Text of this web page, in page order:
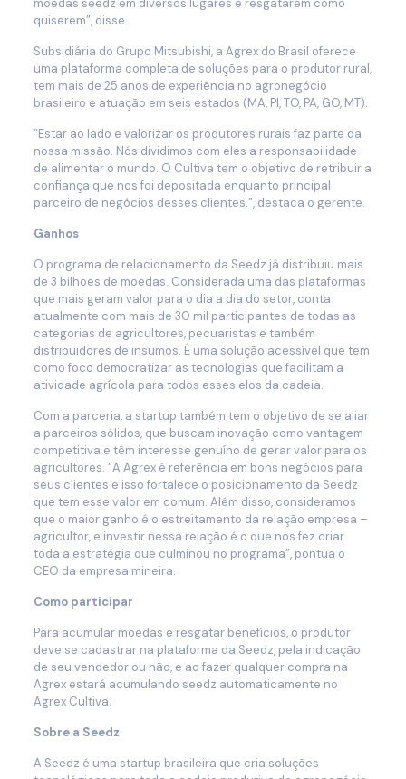
moedas seedz em diversos lugares e resgatarem como
quiserem”, disse.
Subsidiária do Grupo Mitsubishi, a Agrex do Brasil oferece
uma plataforma completa de soluções para o produtor rural,
tem mais de 25 anos de experiência no agronegócio
brasileiro e atuação em seis estados (MA, PI, TO, PA, GO, MT).
“Estar ao lado e valorizar os produtores rurais faz parte da
nossa missão. Nós dividimos com eles a responsabilidade
de alimentar o mundo. O Cultiva tem o objetivo de retribuir a
confiança que nos foi depositada enquanto principal
parceiro de negócios desses clientes.”, destaca o gerente.
Ganhos
O programa de relacionamento da Seedz já distribuiu mais
de 3 bilhões de moedas. Considerada uma das plataformas
que mais geram valor para o dia a dia do setor, conta
atualmente com mais de 30 mil participantes de todas as
categorias de agricultores, pecuaristas e também
distribuidores de insumos. É uma solução acessível que tem
como foco democratizar as tecnologias que facilitam a
atividade agrícola para todos esses elos da cadeia.
Com a parceria, a startup também tem o objetivo de se aliar
a parceiros sólidos, que buscam inovação como vantagem
competitiva e têm interesse genuíno de gerar valor para os
agricultores. “A Agrex é referência em bons negócios para
seus clientes e isso fortalece o posicionamento da Seedz
que tem esse valor em comum. Além disso, consideramos
que o maior ganho é o estreitamento da relação empresa –
agricultor, e investir nessa relação é o que nos fez criar
toda a estratégia que culminou no programa”, pontua o
CEO da empresa mineira.
Como participar
Para acumular moedas e resgatar benefícios, o produtor
deve se cadastrar na plataforma da Seedz, pela indicação
de seu vendedor ou não, e ao fazer qualquer compra na
Agrex estará acumulando seedz automaticamente no
Agrex Cultiva.
Sobre a Seedz
A Seedz é uma startup brasileira que cria soluções